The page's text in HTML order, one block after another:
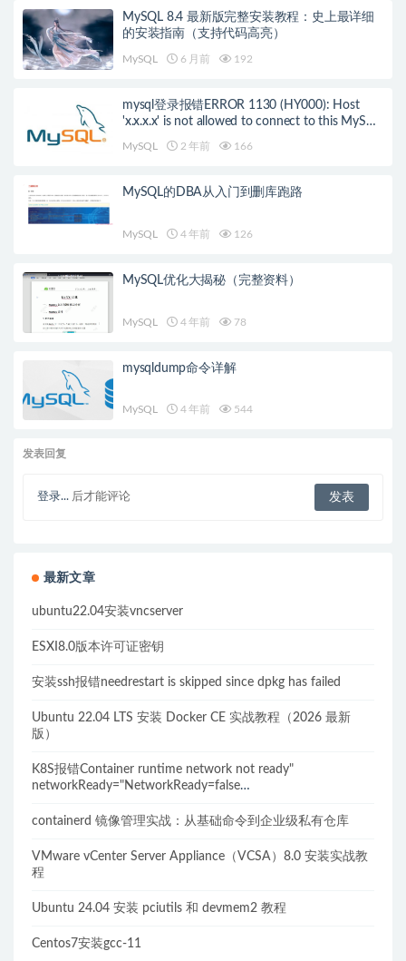
MySQL 8.4 最新版完整安装教程：史上最详细
的安装指南（支持代码高亮）
MySQL 6 月前 192
mysql登录报错ERROR 1130 (HY000): Host
'x.x.x.x' is not allowed to connect to this MySQL
MySQL 2 年前 166
MySQL的DBA从入门到删库跑路
MySQL 4 年前 126
MySQL优化大揭秘（完整资料）
MySQL 4 年前 78
mysqldump命令详解
MySQL 4 年前 544
发表回复
登录... 后才能评论
最新文章
ubuntu22.04安装vncserver
ESXI8.0版本许可证密钥
安装ssh报错needrestart is skipped since dpkg has failed
Ubuntu 22.04 LTS 安装 Docker CE 实战教程（2026 最新
版）
K8S报错Container runtime network not ready"
networkReady="NetworkReady=false
containerd 镜像管理实战：从基础命令到企业级私有仓库
VMware vCenter Server Appliance（VCSA）8.0 安装实战教
程
Ubuntu 24.04 安装 pciutils 和 devmem2 教程
Centos7安装gcc-11